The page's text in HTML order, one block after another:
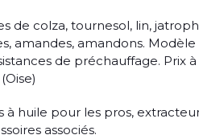
de colza, tournesol, lin,
amandes, amandons. Modèle
de préchauffage. Prix à
à huile pour les pros,
associés.